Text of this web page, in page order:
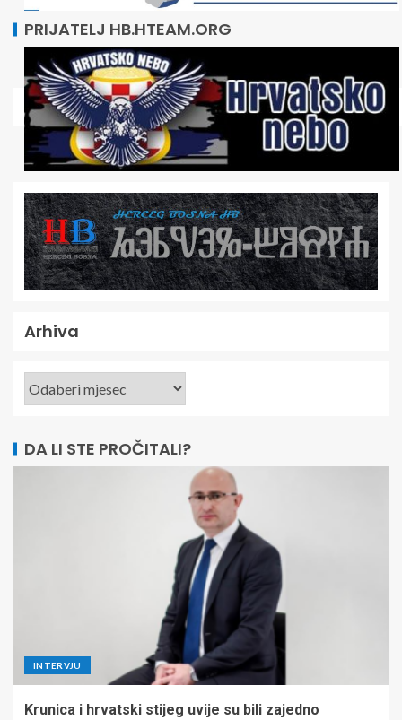
PRIJATELJ HB.HTEAM.ORG
Arhiva
DA LI STE PROČITALI?
INTERVJU
Krunica i hrvatski stijeg uvije su bili zajedno